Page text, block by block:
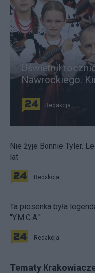
Uświetnił
Nawrockiego.
Redakcja
Nie żyje Bonnie Tyler.
lat
Redakcja
Ta piosenka była
"Y.M.C.A."
Redakcja
Tematy